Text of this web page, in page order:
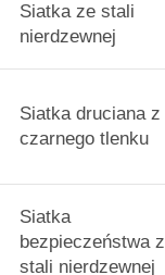
Siatka ze stali
nierdzewnej
Siatka druciana z
czarnego tlenku
Siatka
bezpieczeństwa
stali nierdzewnej